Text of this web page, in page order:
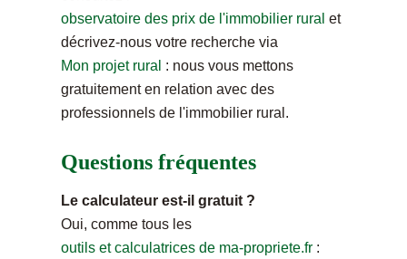
observatoire des prix de l'immobilier rural et
décrivez-nous votre recherche via
Mon projet rural : nous vous mettons
gratuitement en relation avec des
professionnels de l'immobilier rural.
Questions fréquentes
Le calculateur est-il gratuit ?
Oui, comme tous les
outils et calculatrices de ma-propriete.fr :